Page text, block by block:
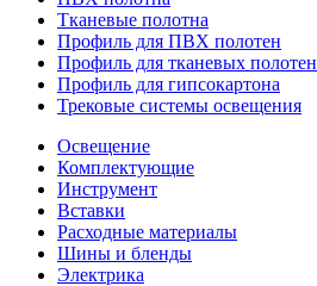
Тканевые полотна
Профиль для ПВХ полотен
Профиль для тканевых полотен
Профиль для гипсокартона
Трековые системы освещения
Освещение
Комплектующие
Инструмент
Вставки
Расходные материалы
Шины и бленды
Электрика